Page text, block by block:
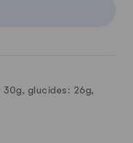
30g, glucides: 26g,